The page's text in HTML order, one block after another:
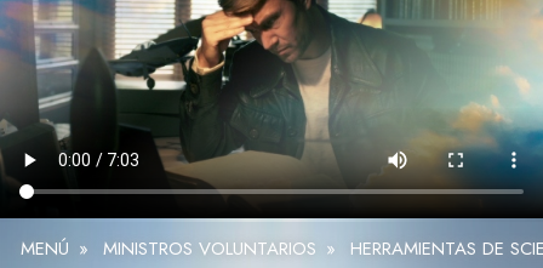
MENÚ » MINISTROS VOLUNTARIOS » HERRAMIENTAS DE